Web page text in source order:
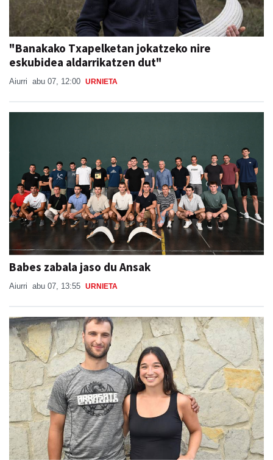
"Banakako Txapelketan jokatzeko nire
eskubidea aldarrikatzen dut"
Aiurri abu 07, 12:00 URNIETA
Babes zabala jaso du Ansak
Aiurri abu 07, 13:55 URNIETA